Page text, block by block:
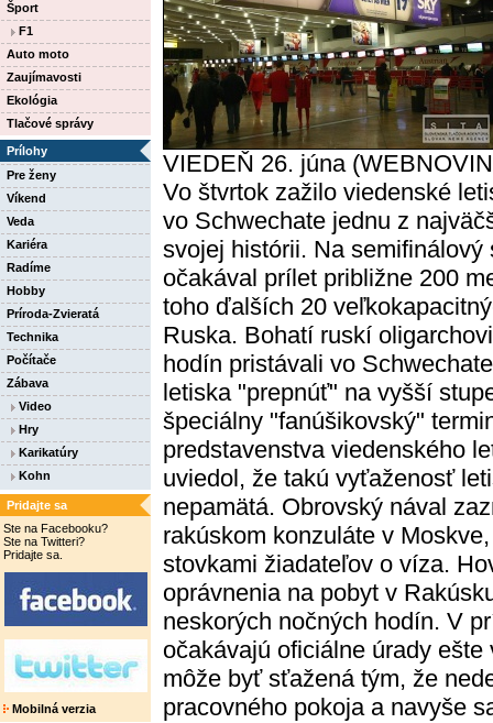
Šport
F1
Auto moto
Zaujímavosti
Ekológia
Tlačové správy
Prílohy
Pre ženy
Víkend
Veda
Kariéra
Radíme
Hobby
Príroda-Zvieratá
Technika
Počítače
Zábava
Video
Hry
Karikatúry
Kohn
Pridajte sa
Ste na Facebooku?
Ste na Twitteri?
Pridajte sa.
Mobilná verzia
VIEDEŇ 26. júna
Vo štvrtok zažilo viedenské
vo Schwechate jednu z
svojej histórii. Na
očakával prílet približne 200
toho ďalších 20
Ruska. Bohatí ruskí
hodín pristávali vo
letiska "prepnúť" na vyšší
špeciálny "fanúšikovský"
predstavenstva viedenského
uviedol, že takú vyťaženosť
nepamätá. Obrovský nával
rakúskom konzuláte v
stovkami žiadateľov o víza.
oprávnenia na pobyt v
neskorých nočných hodín. V
očakávajú oficiálne úrady
môže byť sťažená tým, že
pracovného pokoja a navyše